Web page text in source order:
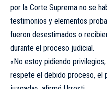
por la Corte Suprema no se
testimonios y elementos
fueron desestimados o
durante el proceso judicial.
«No estoy pidiendo
respete el debido proceso, el